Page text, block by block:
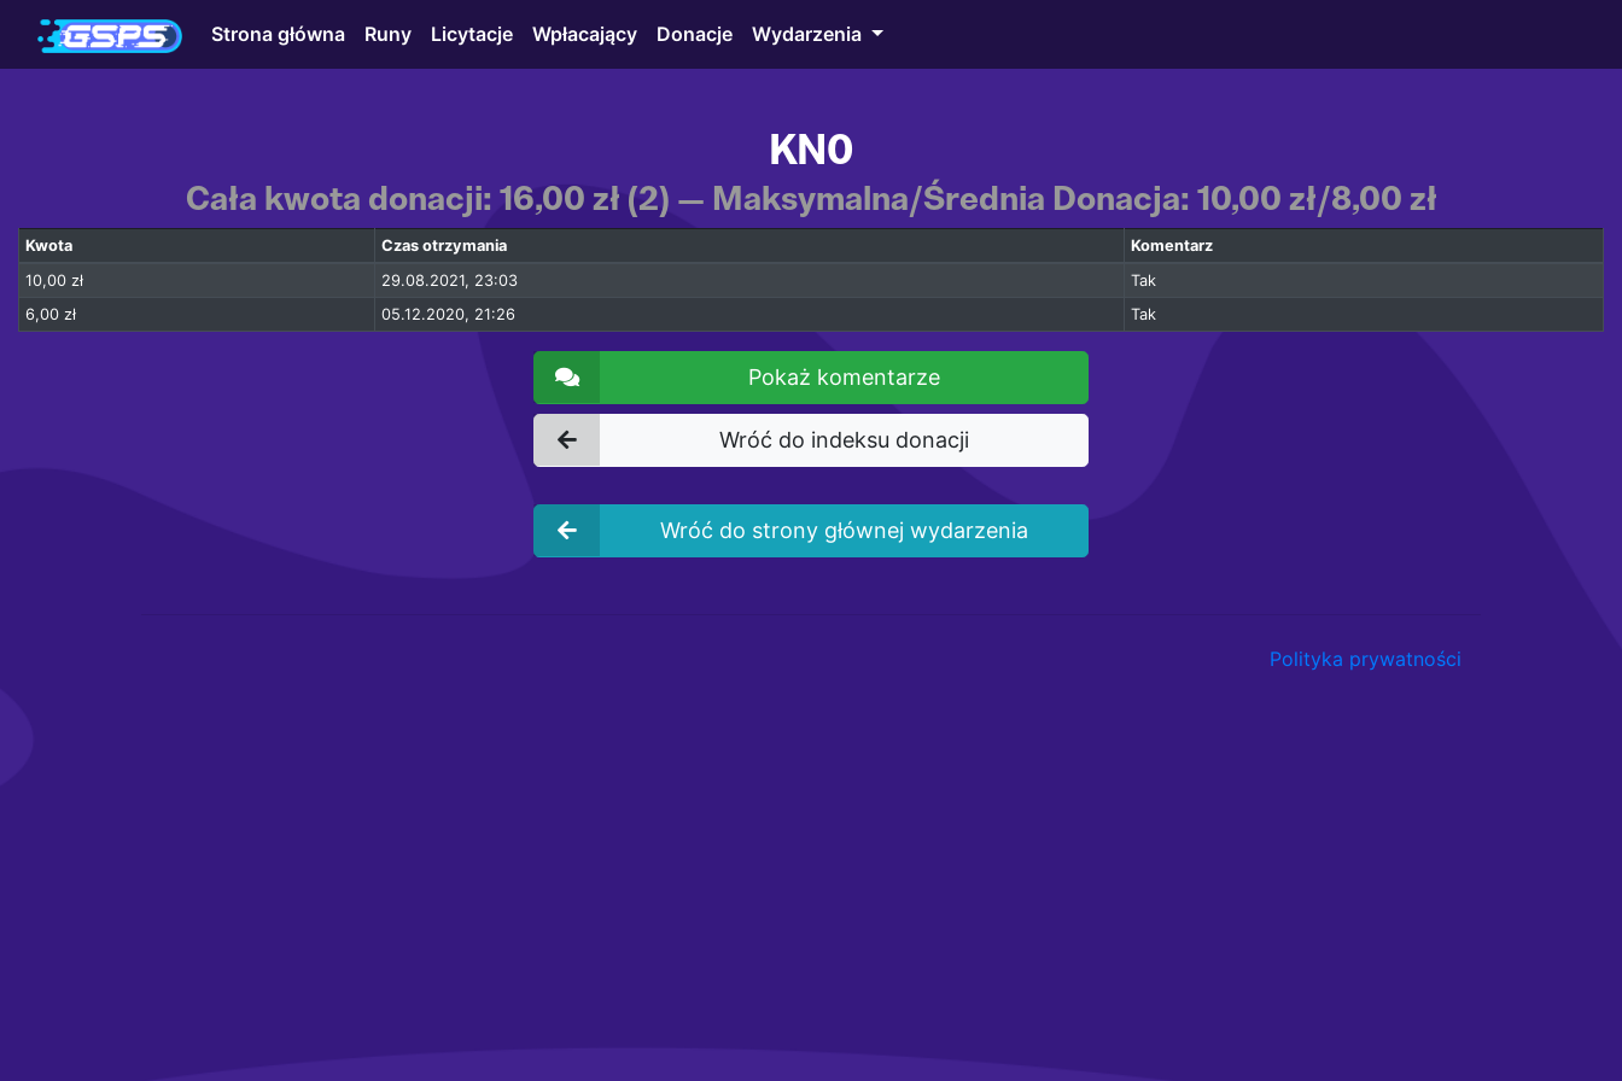
Strona główna Runy Licytacje Wpłacający Donacje Wydarzenia
KN0
Cała kwota donacji: 16,00 zł (2) — Maksymalna/Średnia Donacja: 10,00 zł/8,00 zł
Kwota Czas otrzymania
Komentarz
10,00 zł
29.08.2021, 23:03
Tak
6,00 zł
05.12.2020, 21:26 Tak
Pokaż komentarze
Wróć do indeksu donacji
Wróć do strony głównej wydarzenia
Polityka prywatności